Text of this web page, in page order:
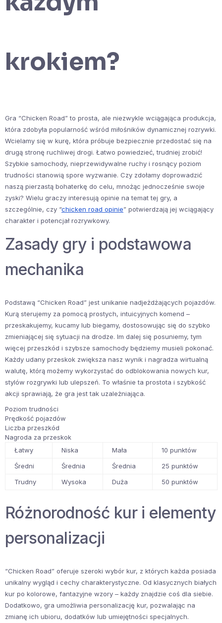
krokiem?
Gra “Chicken Road” to prosta, ale niezwykle wciągająca produkcja,
która zdobyła popularność wśród miłośników dynamicznej rozrywki.
Wcielamy się w kurę, która próbuje bezpiecznie przedostać się na
drugą stronę ruchliwej drogi. Łatwo powiedzieć, trudniej zrobić!
Szybkie samochody, nieprzewidywalne ruchy i rosnący poziom
trudności stanowią spore wyzwanie. Czy zdołamy doprowadzić
naszą pierzastą bohaterkę do celu, mnożąc jednocześnie swoje
zyski? Wielu graczy interesują opinie na temat tej gry, a
szczególnie, czy “chicken road opinie” potwierdzają jej wciągający
charakter i potencjał rozrywkowy.
Zasady gry i podstawowa
mechanika
Podstawą “Chicken Road” jest unikanie nadjeżdżających pojazdów.
Kurą sterujemy za pomocą prostych, intuicyjnych komend –
przeskakujemy, kucamy lub biegamy, dostosowując się do szybko
zmieniającej się sytuacji na drodze. Im dalej się posuniemy, tym
więcej przeszkód i szybsze samochody będziemy musieli pokonać.
Każdy udany przeskok zwiększa nasz wynik i nagradza wirtualną
walutę, którą możemy wykorzystać do odblokowania nowych kur,
stylów rozgrywki lub ulepszeń. To właśnie ta prostota i szybkość
akcji sprawiają, że gra jest tak uzależniająca.
Poziom trudności
Prędkość pojazdów
Liczba przeszkód
Nagroda za przeskok
Łatwy
Niska Mała
10 punktów
Średni
Średnia Średnia
25 punktów
Trudny
Wysoka Duża 50 punktów
Różnorodność kur i elementy
personalizacji
“Chicken Road” oferuje szeroki wybór kur, z których każda posiada
unikalny wygląd i cechy charakterystyczne. Od klasycznych białych
kur po kolorowe, fantazyjne wzory – każdy znajdzie coś dla siebie.
Dodatkowo, gra umożliwia personalizację kur, pozwalając na
zmianę ich ubioru, dodatków lub umiejętności specjalnych.